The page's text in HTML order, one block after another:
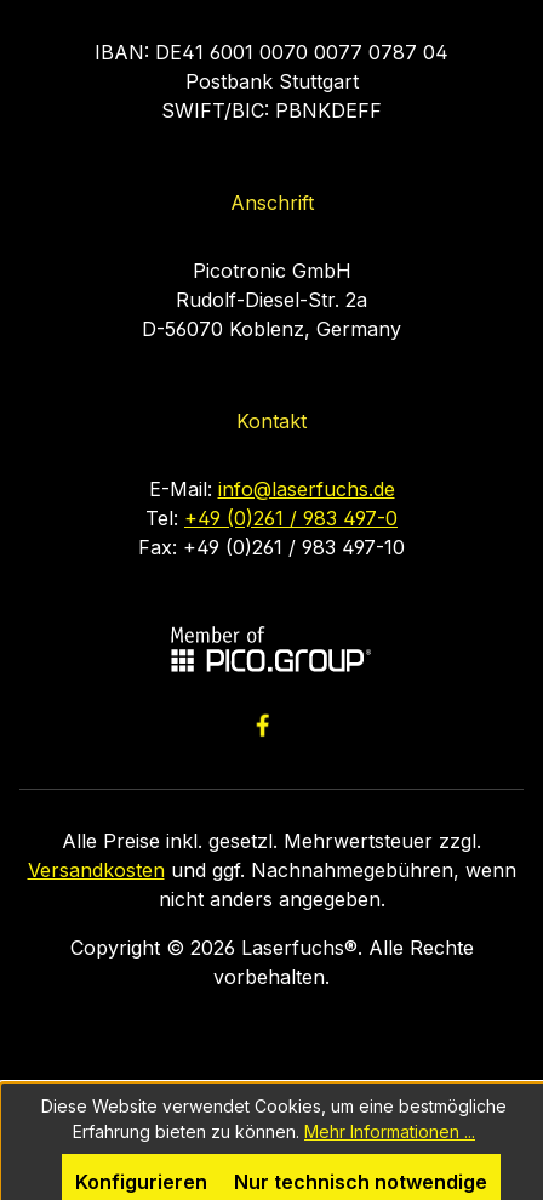
IBAN: DE41 6001 0070 0077 0787 04
Postbank Stuttgart
SWIFT/BIC: PBNKDEFF
Anschrift
Picotronic GmbH
Rudolf-Diesel-Str. 2a
D-56070 Koblenz, Germany
Kontakt
E-Mail: info@laserfuchs.de
Tel: +49 (0)261 / 983 497-0
Fax: +49 (0)261 / 983 497-10
Alle Preise inkl. gesetzl. Mehrwertsteuer zzgl.
Versandkostenund ggf. Nachnahmegebühren, wenn
nicht anders angegeben.
Copyright © 2026 Laserfuchs®. Alle Rechte
vorbehalten.
Diese Website verwendet Cookies, um eine bestmögliche
Erfahrung bieten zu können. Mehr Informationen ...
Nur technisch notwendige
Konfigurieren